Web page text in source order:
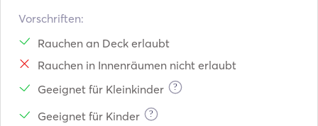
Vorschriften:
Rauchen an Deck erlaubt
Rauchen in Innenräumen nicht erlaubt
Geeignet für Kleinkinder
?
Geeignet für Kinder ?